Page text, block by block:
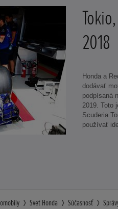
2018
Honda a
dodávať
podpísaná
2019. Toto
Scuderia
používať
Svet Honda Súčasnosť